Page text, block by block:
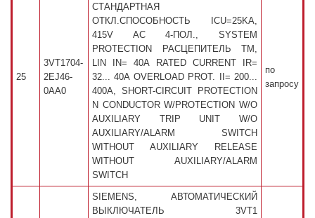
25
3VT1704-
2EJ46-
0AA0
СТАНДАРТНАЯ
ОТКЛ.СПОСОБНОСТЬ ICU=25KA,
415V AC 4-ПОЛ., SYSTEM
PROTECTION РАСЦЕПИТЕЛЬ TM,
LIN IN= 40A RATED CURRENT IR=
32... 40A OVERLOAD PROT. II= 200...
400A, SHORT-CIRCUIT PROTECTION
N CONDUCTOR W/PROTECTION W/O
AUXILIARY TRIP UNIT W/O
AUXILIARY/ALARM SWITCH
WITHOUT AUXILIARY RELEASE
WITHOUT AUXILIARY/ALARM
SWITCH
по
запросу
SIEMENS, АВТОМАТИЧЕСКИЙ
ВЫКЛЮЧАТЕЛЬ 3VT1